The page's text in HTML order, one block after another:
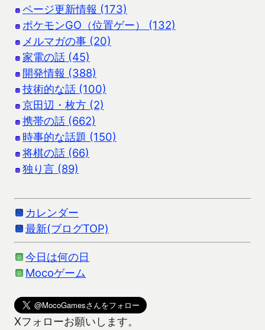
ページ更新情報 (173)
ポケモンGO（位置ゲー） (132)
メルマガの事 (20)
家電の話 (45)
開発情報 (388)
技術的な話 (100)
京田辺・枚方 (2)
携帯の話 (662)
時事的な話題 (150)
将棋の話 (66)
独り言 (89)
カレンダー
最新(ブログTOP)
今日は何の日
Mocoゲーム
Xフォローお願いします。